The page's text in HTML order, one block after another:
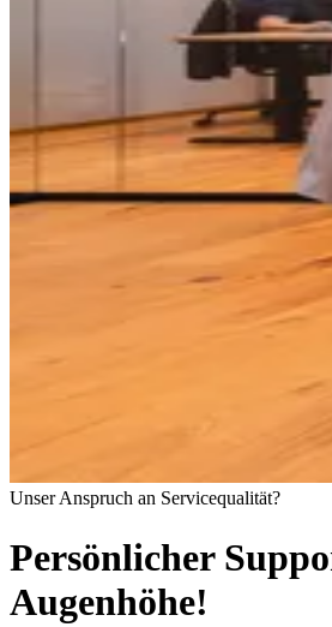
Unser Anspruch an Servicequalität?
Persönlicher
Augenhöhe!